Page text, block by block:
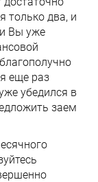
только два, и
Вы уже
еще раз
убедился в
заем